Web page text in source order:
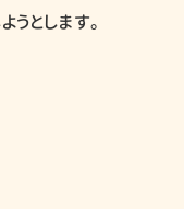
とします。